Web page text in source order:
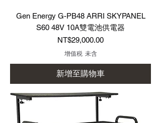
Gen Energy G-PB48 ARRI SKYPANEL
S60 48V 10A雙電池供電器
價格
NT$29,000.00
增值税 未含
新增至購物車